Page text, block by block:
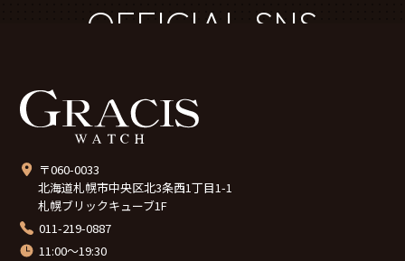
OFFICIAL SNS
〒060-0033
北海道札幌市中央区北3条西1丁目1-1
札幌ブリックキューブ1F
011-219-0887
11:00～19:30